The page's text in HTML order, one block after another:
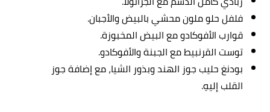
فلفل حلو ملون محشي بالبيض والأجبان.
قوارب الأفوكادو مع البيض المخبوزة.
توست القرنبيط مع الجبنة والأفوكادو.
بودنغ حليب جوز الهند وبذور الشيا، مع إضافة جوز
القلب إليهِ.